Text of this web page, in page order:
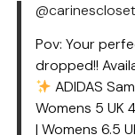
@carinescloset
Pov: Your
dropped!!
ADIDAS
Womens 5 UK
| Womens 6.5